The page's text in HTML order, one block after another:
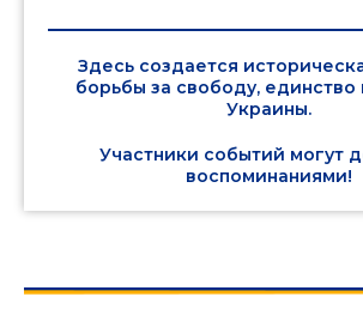
Здесь создается
борьбы за свободу,
Украины.
Участники событий могут
воспоминаниями!